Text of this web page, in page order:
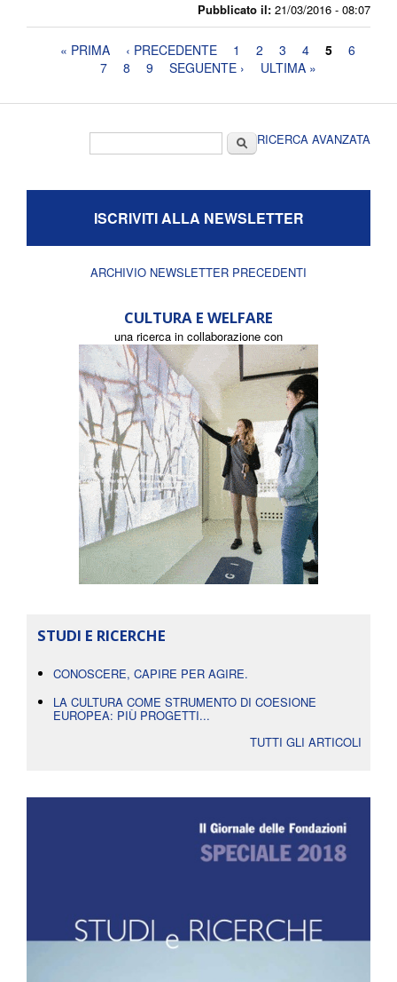
Pubblicato il: 21/03/2016 - 08:07
Pagine« PRIMA ‹ PRECEDENTE 1 2 3 4 5
6
7
8 9 SEGUENTE › ULTIMA »
CercaRICERCA AVANZATA
ISCRIVITI ALLA NEWSLETTER
ARCHIVIO NEWSLETTER PRECEDENTI
CULTURA E WELFARE
una ricerca in collaborazione con
STUDI E RICERCHE
CONOSCERE, CAPIRE PER AGIRE.
LA CULTURA COME STRUMENTO DI COESIONE
EUROPEA: PIÙ PROGETTI...
TUTTI GLI ARTICOLI